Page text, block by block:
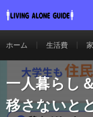
ホーム 生活費
一人暮らし
移さないと